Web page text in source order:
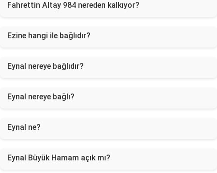
Fahrettin Altay 984 nereden kalkıyor?
Ezine hangi ile bağlıdır?
Eynal nereye bağlıdır?
Eynal nereye bağlı?
Eynal ne?
Eynal Büyük Hamam açık mı?